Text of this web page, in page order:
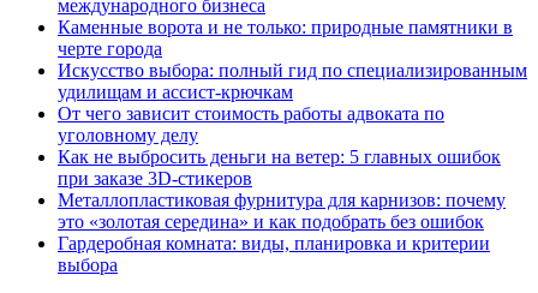
международного бизнеса
Каменные ворота и не только: природные памятники в
черте города
Искусство выбора: полный гид по специализированным
удилищам и ассист-крючкам
От чего зависит стоимость работы адвоката по
уголовному делу
Как не выбросить деньги на ветер: 5 главных ошибок
при заказе 3D-стикеров
Металлопластиковая фурнитура для карнизов: почему
это «золотая середина» и как подобрать без ошибок
Гардеробная комната: виды, планировка и критерии
выбора